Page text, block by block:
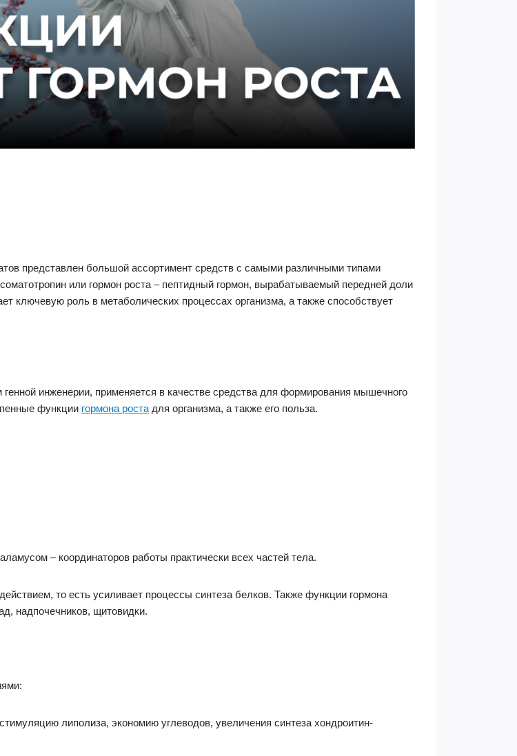
представлен большой ассортимент средств с самыми различными типами
или гормон роста – пептидный гормон, вырабатываемый передней доли
ключевую роль в метаболических процессах организма, а также способствует
инженерии, применяется в качестве средства для формирования мышечного
функции гормона роста для организма, а также его польза.
– координаторов работы практически всех частей тела.
то есть усиливает процессы синтеза белков. Также функции гормона
надпочечников, щитовидки.
липолиза, экономию углеводов, увеличения синтеза хондроитин-